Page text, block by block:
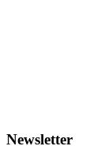
Newsletter